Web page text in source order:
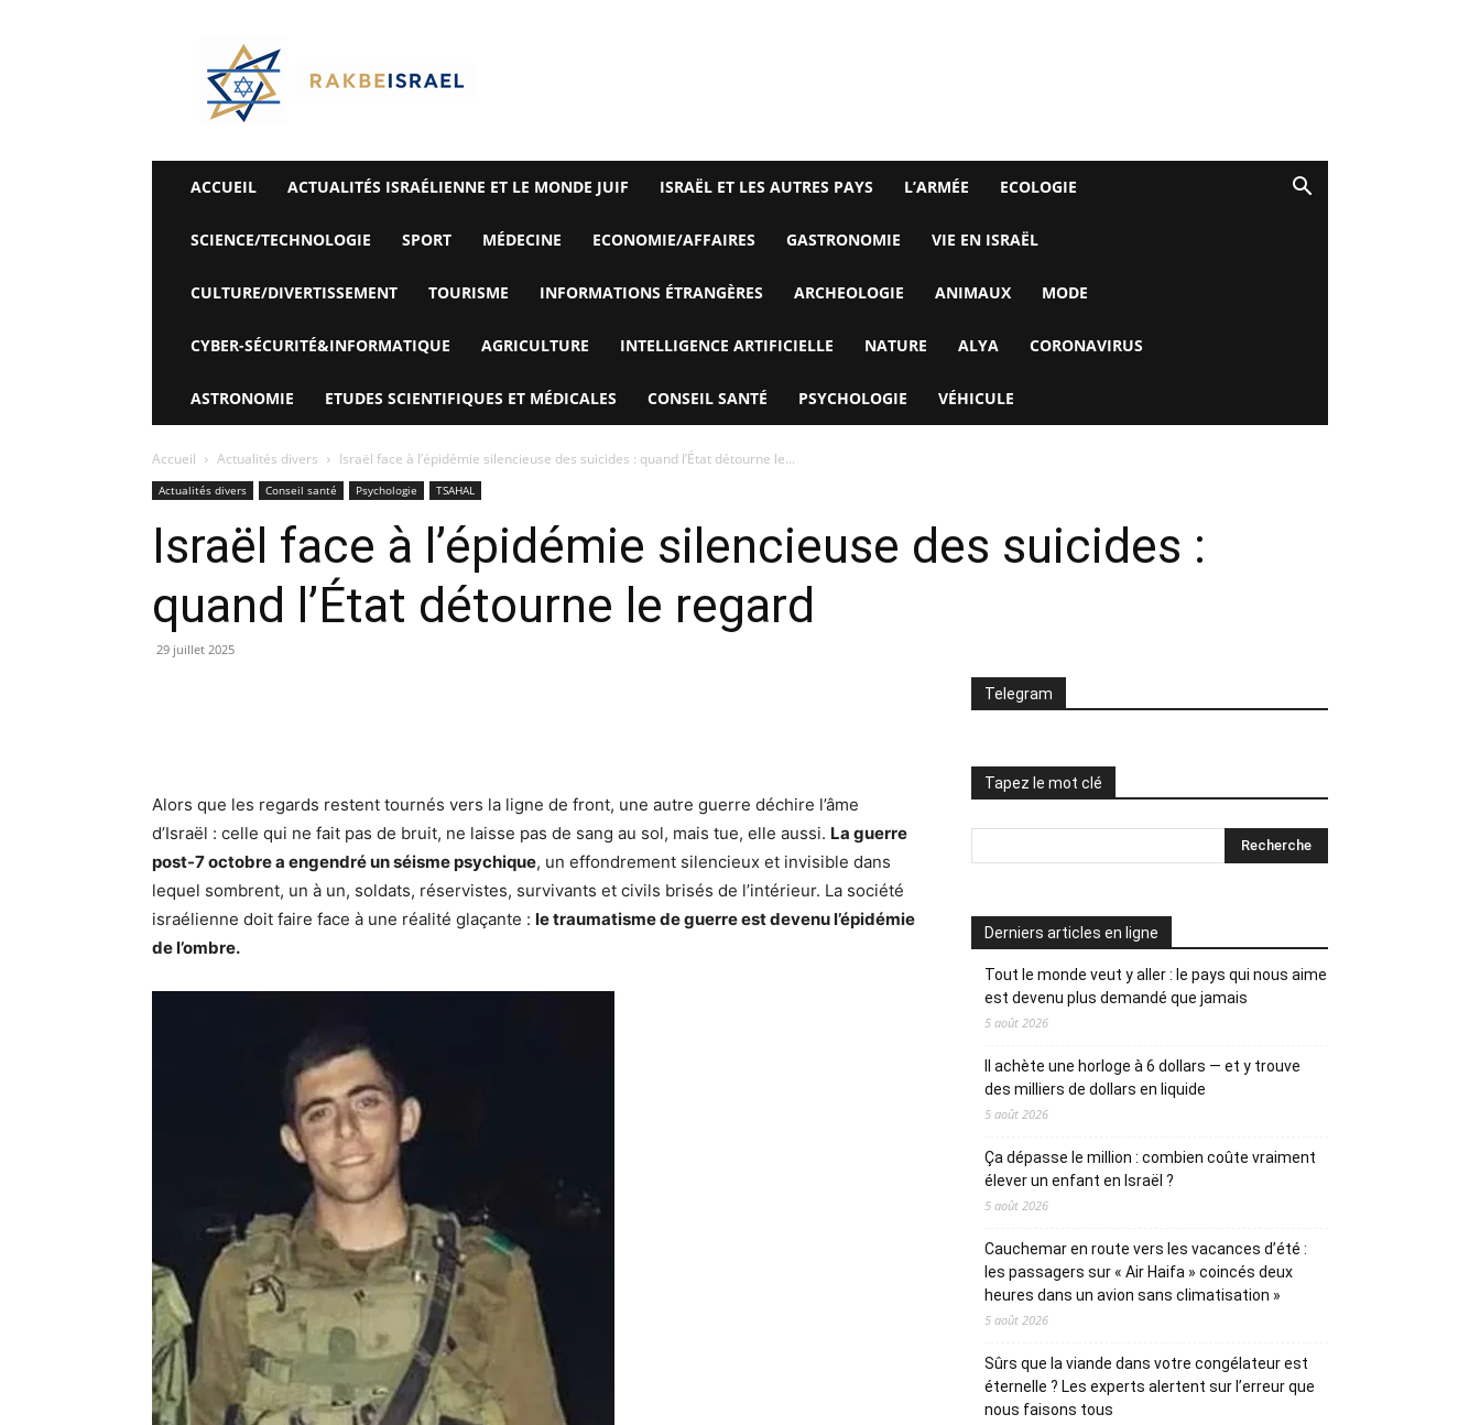
Rak
Be
Israel-
Alyaexpress-
News
ACCUEIL ACTUALITÉS ISRAÉLIENNE ET LE MONDE JUIF ISRAËL ET LES AUTRES PAYS L’ARMÉE ECOLOGIE
SCIENCE/TECHNOLOGIE SPORT MÉDECINE ECONOMIE/AFFAIRES GASTRONOMIE VIE EN ISRAËL
CULTURE/DIVERTISSEMENT TOURISME INFORMATIONS ÉTRANGÈRES ARCHEOLOGIE ANIMAUX MODE
CYBER-SÉCURITÉ&INFORMATIQUE AGRICULTURE INTELLIGENCE ARTIFICIELLE NATURE ALYA CORONAVIRUS
ASTRONOMIE ETUDES SCIENTIFIQUES ET MÉDICALES CONSEIL SANTÉ PSYCHOLOGIE VÉHICULE
Accueil Actualités divers Israël face à l’épidémie silencieuse des suicides : quand l’État détourne le...
Actualités divers Conseil santé Psychologie TSAHAL
Israël face à l’épidémie silencieuse des suicides :
quand l’État détourne le regard
29 juillet 2025
Alors que les regards restent tournés vers la ligne de front, une autre guerre déchire l’âme
d’Israël : celle qui ne fait pas de bruit, ne laisse pas de sang au sol, mais tue, elle aussi. La guerre
post-7 octobre a engendré un séisme psychique, un effondrement silencieux et invisible dans
lequel sombrent, un à un, soldats, réservistes, survivants et civils brisés de l’intérieur. La société
israélienne doit faire face à une réalité glaçante : le traumatisme de guerre est devenu l’épidémie
de l’ombre.
Telegram
Tapez le mot clé
Derniers articles en ligne
Tout le monde veut y aller : le pays qui nous aime
est devenu plus demandé que jamais
5 août 2026
Il achète une horloge à 6 dollars — et y trouve
des milliers de dollars en liquide
5 août 2026
Ça dépasse le million : combien coûte vraiment
élever un enfant en Israël ?
5 août 2026
Cauchemar en route vers les vacances d’été :
les passagers sur « Air Haifa » coincés deux
heures dans un avion sans climatisation »
5 août 2026
Sûrs que la viande dans votre congélateur est
éternelle ? Les experts alertent sur l’erreur que
nous faisons tous